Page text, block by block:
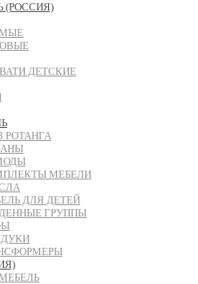
(РОССИЯ)
ДЕТСКИЕ
РОТАНГА
МЕБЕЛИ
ДЛЯ ДЕТЕЙ
ГРУППЫ